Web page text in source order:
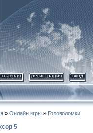
главная регистрация вход
» Онлайн игры » Головоломки
5